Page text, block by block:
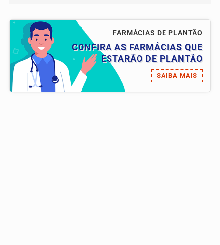
FARMÁCIAS DE PLANTÃO
CONFIRA AS FARMÁCIAS QUE
ESTARÃO DE PLANTÃO
SAIBA MAIS